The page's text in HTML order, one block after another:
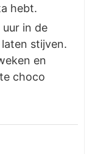
hebt.
in de
stijven.
en
choco